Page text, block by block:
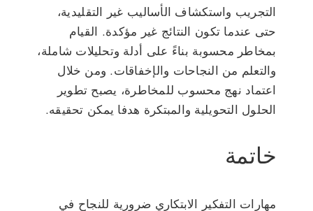
التجريب واستكشاف الأساليب غير التقليدية،
حتى عندما تكون النتائج غير مؤكدة. القيام
بمخاطر محسوبة بناءً على أدلة وتحليلات شاملة،
والتعلم من النجاحات والإخفاقات. ومن خلال
اعتماد نهج محسوب للمخاطرة، يصبح تطوير
الحلول التحويلية والمبتكرة هدفا يمكن تحقيقه.
خاتمة
مهارات التفكير الابتكاري ضرورية للنجاح في